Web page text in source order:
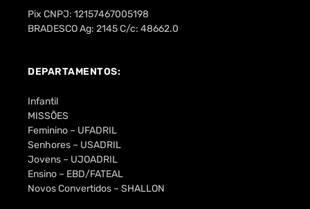
Pix CNPJ: 12157467005198
BRADESCO Ag: 2145 C/c: 48662.0
DEPARTAMENTOS:
Infantil
MISSÕES
Feminino – UFADRIL
Senhores – USADRIL
Jovens – UJOADRIL
Ensino – EBD/FATEAL
Novos Convertidos – SHALLON